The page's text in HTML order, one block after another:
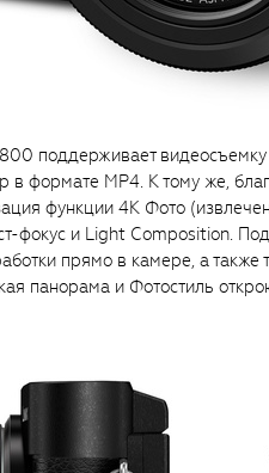
поддерживает
в формате MP4. К тому же,
функции 4K Фото
фокус и Light Composition.
прямо в камере, а также
панорама и Фотостиль